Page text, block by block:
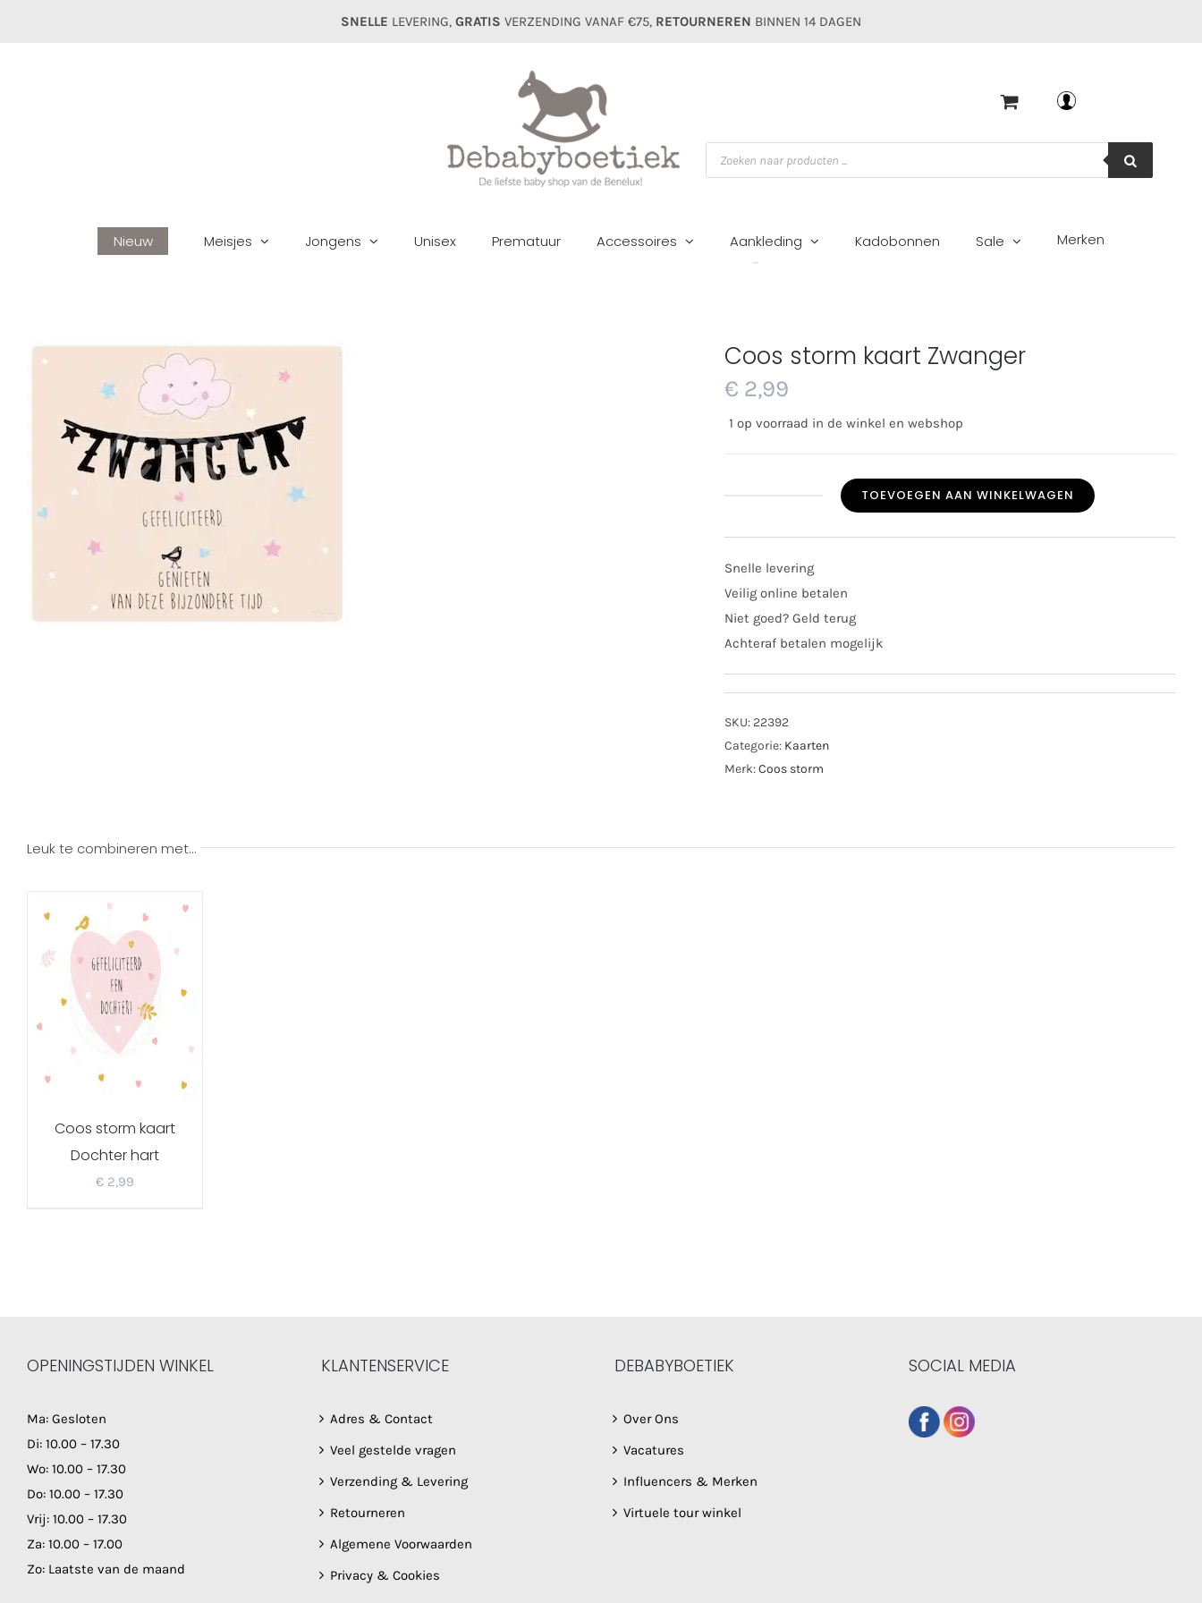
SNELLE LEVERING, GRATIS VERZENDING VANAF €75, RETOURNEREN BINNEN 14 DAGEN
Producten
zoeken
Nieuw Meisjes Jongens Unisex Prematuur Accessoires Aankleding Kadobonnen Sale Merken
Coos storm kaart Zwanger
€ 2,99
1 op voorraad in de winkel en webshop
TOEVOEGEN AAN WINKELWAGEN
Snelle levering
Veilig online betalen
Niet goed? Geld terug
Achteraf betalen mogelijk
SKU: 22392
Categorie: Kaarten
Merk:Coos storm
Leuk te combineren met…
Coos storm kaart
Dochter hart
€ 2,99
OPENINGSTIJDEN WINKEL
Ma: Gesloten
Di: 10.00 – 17.30
Wo: 10.00 – 17.30
Do: 10.00 – 17.30
Vrij: 10.00 – 17.30
Za: 10.00 – 17.00
Zo: Laatste van de maand
KLANTENSERVICE
Adres & Contact
Veel gestelde vragen
Verzending & Levering
Retourneren
Algemene Voorwaarden
Privacy & Cookies
DEBABYBOETIEK
Over Ons
Vacatures
Influencers & Merken
Virtuele tour winkel
SOCIAL MEDIA